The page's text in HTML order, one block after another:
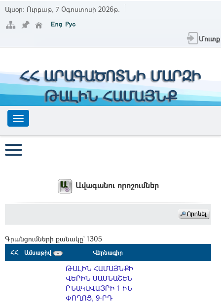
Այսօր: Ուրբաթ, 7 Օգոստոսի 2026թ.
Մուտք
ՀՀ ԱՐԱԳԱԾՈՏՆԻ ՄԱՐԶԻ
ԹԱԼԻՆ ՀԱՄԱՅՆՔ
Ավագանու որոշումներ
Գրանցումների քանակը` 1305
ՀՀ Ամսաթիվ Վերնագիր
ԹԱԼԻՆ ՀԱՄԱՅՆՔԻ
ՎԵՐԻՆ ՍԱՍՆԱՇԵՆ
ԲՆԱԿԱՎԱՅՐԻ 1-ԻՆ
ՓՈՂՈՑ, 9-ՐԴ